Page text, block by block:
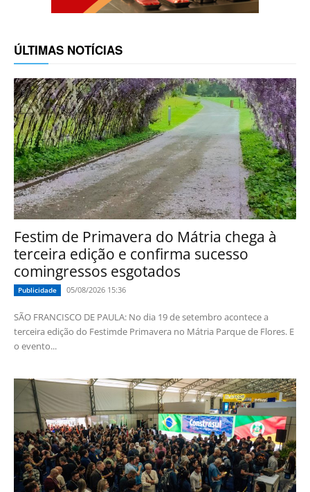
ÚLTIMAS NOTÍCIAS
Festim de Primavera do Mátria chega à
terceira edição e confirma sucesso
comingressos esgotados
Publicidade 05/08/2026 15:36
SÃO FRANCISCO DE PAULA: No dia 19 de setembro acontece a
terceira edição do Festimde Primavera no Mátria Parque de Flores. E
o evento...